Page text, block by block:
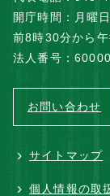
開庁時間：月曜
前8時30分から
法人番号：
お問い合わせ
サイトマップ
個人情報の取